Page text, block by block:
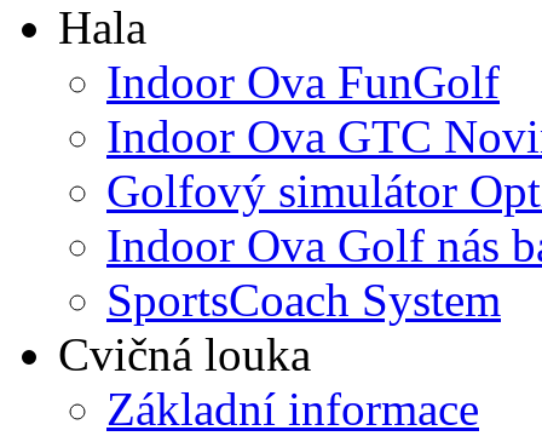
Hala
Indoor Ova FunGolf
Indoor Ova GTC
Golfový simulátor
Indoor Ova Golf nás
SportsCoach System
Cvičná louka
Základní informace